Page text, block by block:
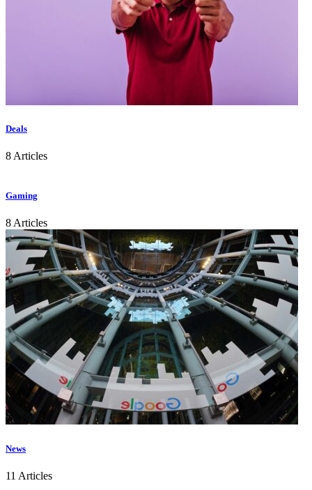
Deals
8 Articles
Gaming
8 Articles
News
11 Articles